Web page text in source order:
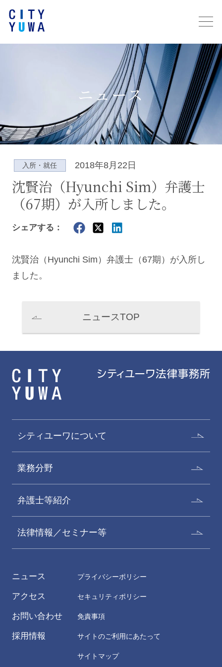
ニュース
入所・就任 2018年8月22日
沈賢治（Hyunchi Sim）弁護士
（67期）が入所しました。
シェアする：
沈賢治（Hyunchi Sim）弁護士（67期）が入所し
ました。
ニュースTOP
シティユーワについて
業務分野
弁護士等紹介
法律情報／セミナー等
ニュース
アクセス
お問い合わせ
採用情報
プライバシーポリシー
セキュリティポリシー
免責事項
サイトのご利用にあたって
サイトマップ